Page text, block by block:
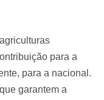
para a
para a nacional.
que garantem a